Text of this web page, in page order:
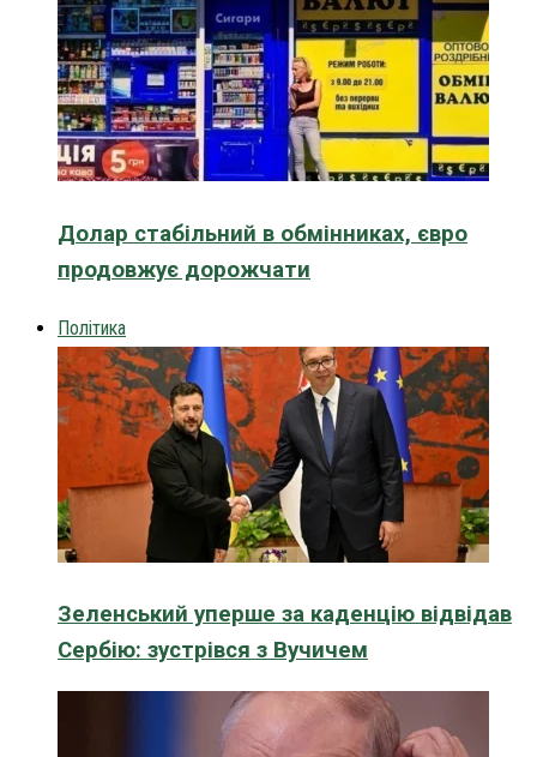
Долар стабільний в обмінниках, євро
продовжує дорожчати
Політика
Зеленський уперше за каденцію відвідав
Сербію: зустрівся з Вучичем